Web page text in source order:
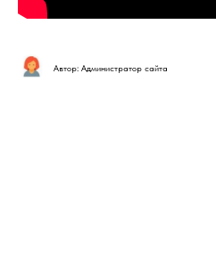
Автор: Администратор сайта